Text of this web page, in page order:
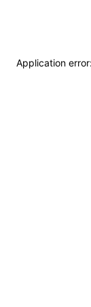
Application